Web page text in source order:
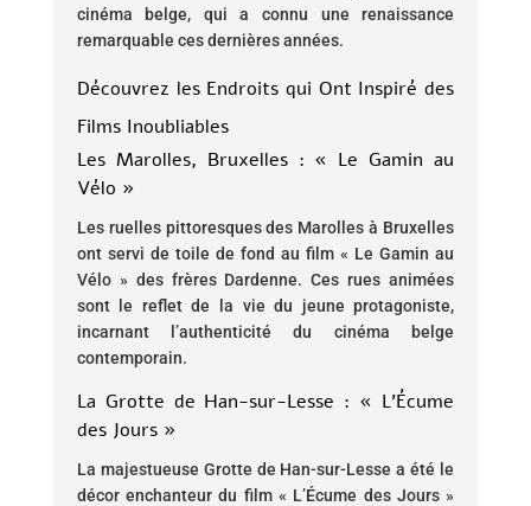
cinéma belge, qui a connu une renaissance
remarquable ces dernières années.
Découvrez les Endroits qui Ont Inspiré des
Films Inoubliables
Les Marolles, Bruxelles : « Le Gamin au
Vélo »
Les ruelles pittoresques des Marolles à Bruxelles
ont servi de toile de fond au film « Le Gamin au
Vélo » des frères Dardenne. Ces rues animées
sont le reflet de la vie du jeune protagoniste,
incarnant l’authenticité du cinéma belge
contemporain.
La Grotte de Han-sur-Lesse : « L’Écume
des Jours »
La majestueuse Grotte de Han-sur-Lesse a été le
décor enchanteur du film « L’Écume des Jours »